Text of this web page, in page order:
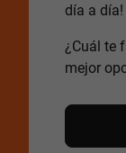
día a día!
¿Cuál te
mejor